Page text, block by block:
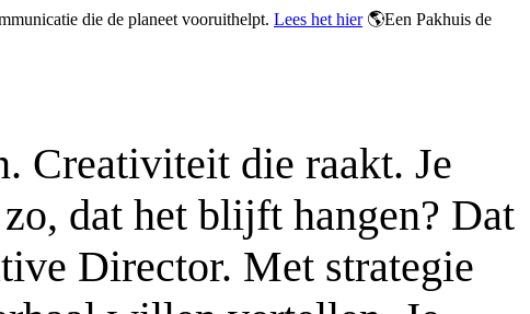
die de planeet vooruithelpt. Lees het hier🌎Een Pakhuis de
Creativiteit die raakt. Je
dat het blijft hangen? Dat
Director. Met strategie